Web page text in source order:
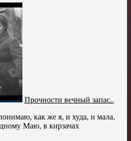
Прочности вечный запас..
как же я, и худа, и мала,
Маю, в кирзачах